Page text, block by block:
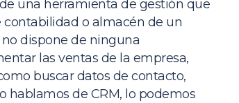
una herramienta de gestión que
contabilidad o almacén de un
dispone de ninguna
las ventas de la empresa,
buscar datos de contacto,
hablamos de CRM, lo podemos